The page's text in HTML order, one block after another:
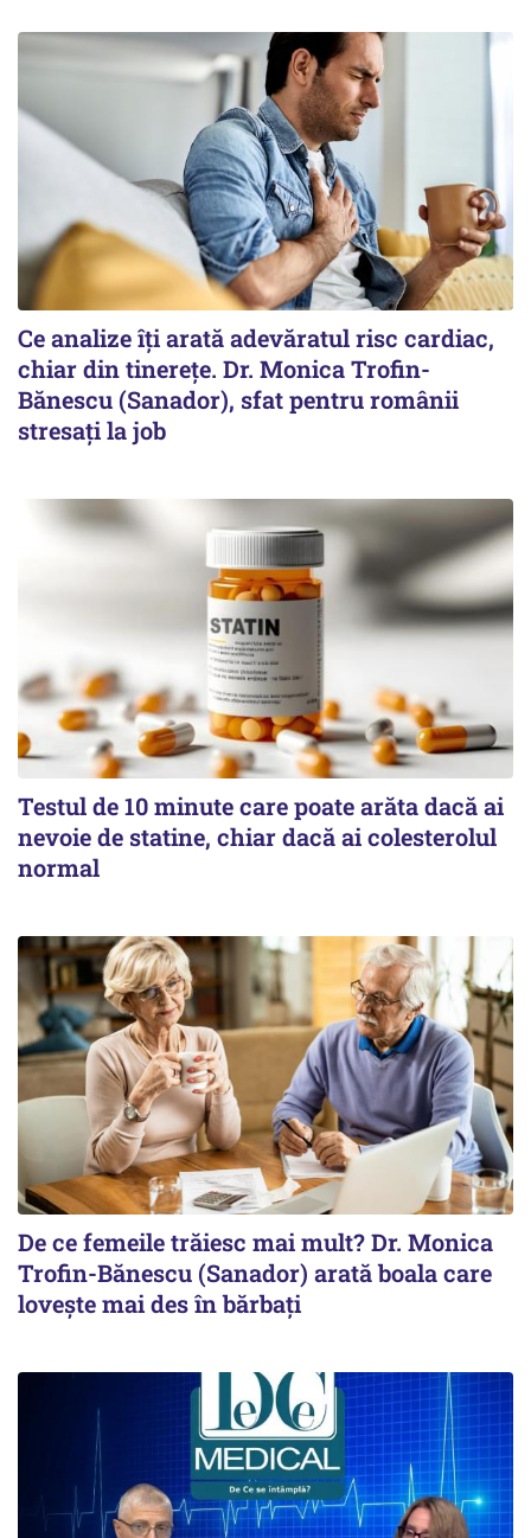
Ce analize îți arată adevăratul risc cardiac,
chiar din tinerețe. Dr. Monica Trofin-
Bănescu (Sanador), sfat pentru românii
stresați la job
Testul de 10 minute care poate arăta dacă ai
nevoie de statine, chiar dacă ai colesterolul
normal
De ce femeile trăiesc mai mult? Dr. Monica
Trofin-Bănescu (Sanador) arată boala care
lovește mai des în bărbați